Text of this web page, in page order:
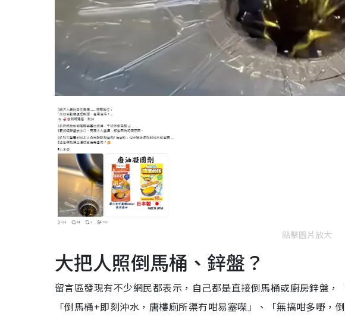
點擊圖片放大
大把人照倒馬桶、鋅盤？
留言區發現有不少網民都表示，自己都是直接倒馬桶或廚房鋅盤
「倒馬桶+即刻沖水，唐樓廁所渠冇咁易塞㗎」、「無搞咁多嘢，